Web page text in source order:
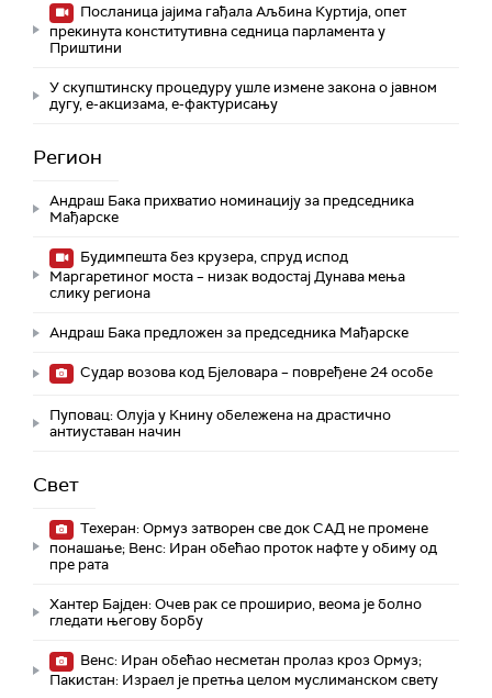
Посланица јајима гађала Аљбина Куртија, опет
прекинута конститутивна седница парламента у
Приштини
У скупштинску процедуру ушле измене закона о јавном
дугу, е-акцизама, е-фактурисању
Регион
Андраш Бака прихватио номинацију за председника
Мађарске
Будимпешта без крузера, спруд испод
Маргаретиног моста – низак водостај Дунава мења
слику региона
Андраш Бакa предложен за председника Мађарске
Судар возова код Бјеловара – повређене 24 особе
Пуповац: Олуја у Книну обележена на драстично
антиуставан начин
Свет
Техеран: Ормуз затворен све док САД не промене
понашање; Венс: Иран обећао проток нафте у обиму од
пре рата
Хантер Бајден: Очев рак се проширио, веома је болно
гледати његову борбу
Венс: Иран обећао несметан пролаз кроз Ормуз;
Пакистан: Израел је претња целом муслиманском свету